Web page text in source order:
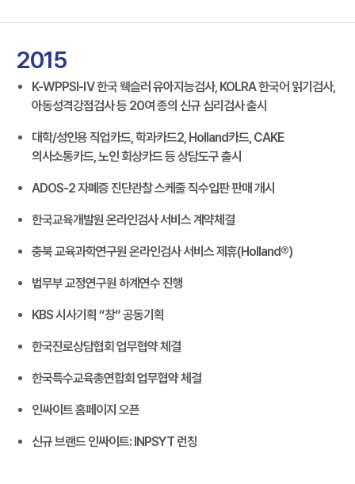
2015
K-WPPSI-Ⅳ 한국 웩슬러 유아지능검사, KOLRA 한국어 읽기검사,
아동성격강점검사 등 20여 종의 신규 심리검사 출시
대학/성인용 직업카드, 학과카드2, Holland카드, CAKE
의사소통카드, 노인 회상카드 등 상담도구 출시
ADOS-2 자폐증 진단관찰 스케줄 직수입판 판매 개시
한국교육개발원 온라인검사 서비스 계약체결
충북 교육과학연구원 온라인검사 서비스 제휴(Holland®)
법무부 교정연구원 하계연수 진행
KBS 시사기획 “창” 공동기획
한국진로상담협회 업무협약 체결
한국특수교육총연합회 업무협약 체결
인싸이트 홈페이지 오픈
신규 브랜드 인싸이트: INPSYT 런칭